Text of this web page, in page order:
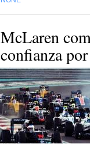
McLaren
confianza